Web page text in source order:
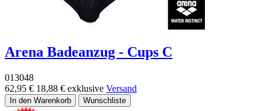
Arena Badeanzug - Cups C
013048
62,95 € 18,88 € exklusive Versand